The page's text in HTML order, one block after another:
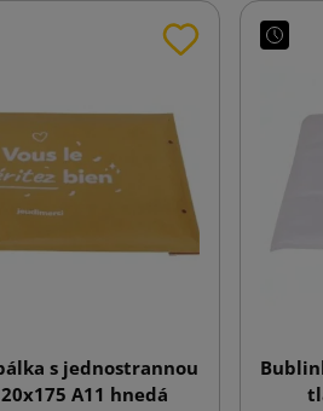
s jednostrannou
A11 hnedá